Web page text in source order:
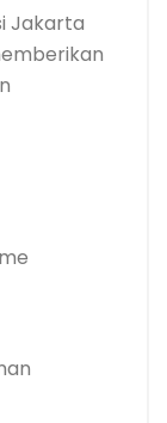
Jakarta